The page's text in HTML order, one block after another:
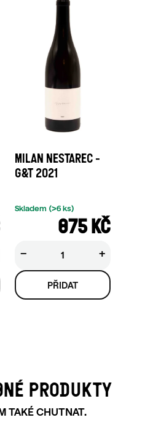
MILAN NESTAREC -
G&T 2021
875 KČ
Skladem (>6 ks)
+
−
PRODUKTY
TAKÉ CHUTNAT.